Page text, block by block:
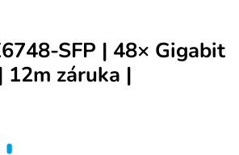
SFP | 48× Gigabit
12m záruka |